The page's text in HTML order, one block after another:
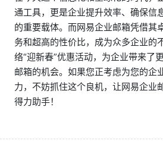
通工具，更是企业提升效率、确保信
的重要载体。而网易企业邮箱凭借其
务和超高的性价比，成为众多企业的
络“迎新春”优惠活动，为企业带来了
邮箱的机会。如果您正考虑为您的企
力，不妨抓住这个良机，让网易企业
得力助手！